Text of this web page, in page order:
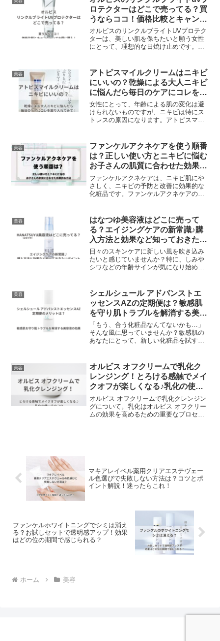
ロテクターはどこで売ってる？買
うならココ！価格比較とキャンペ
ーンでお得に購入！
オルビスのリンクルブライトUVプロテク
ターは、美しい肌を保ちたいと願う女性
にとって、理想的な日焼け止めです。オ
のオルビスの店舗や一部のドラッグスト
アでも取り扱っており、実際に手に取っ
て商品を見ることができます。インター
ネット通販では、・Amazon・楽天市場・
Yahoo!ショッピング・@cosme
SHOPPINGなどで購入することができま
す。
美容
アトピスマイルクリームはニキビ
にいいの？乾燥による大人ニキビ
に悩んだら毎日のケアにコレを取
り入れてみて！
女性にとって、年齢による肌の変化は避
けられないものですが、ニキビは特にス
トレスの原因になります。アトピスマイ
ています。このクリームは、肌の保湿と
バリア機能をサポートし、ニキビの原因
となる乾燥を防ぐことで、肌の健康を取
り戻す手助けをします。ライスパワー
No.11という成分が含まれており、肌質を
改善するために時間をかけてじっくりと
働きかけることができます。
美容
ファンケルアクネケアを使う順番
は？正しい使い方とニキビに悩む
お子さんの肌質に合わせた効果的
な方法
ファンケルアクネケアは、ニキビ肌にや
さしく、ニキビの予防と改善に効果的な
化粧品です。ファンケルアクネケアの使
ァンケルアクネケアの基本的な使い方
は、洗顔クリーム、化粧液、エッセン
ス、ジェル乳液の4ステップです。それぞ
れの使い方やポイントを詳しく説明しま
す。
美容
はなつゆ美容液はどこに売って
る？エイジングケアの新常識♪購
入方法と効果など知っておきたい
ポイント
日々のスキンケアに新しい風を吹き込み
たいと感じていませんか？特に、しみや
シワなどの年齢サインが気になり始めた
いるなら、「HANATSUYU（はなつゆ）
美容液」はまさに理想的な選択肢です。
しかし、どこで購入できるのか、その情
報がなかなか見つからないことに悩んで
いる方も多いのではないでしょうか？
美容
シェルシュール アドバンストエ
ッセンスAZの定期便は？敏感肌
を守り肌トラブルを解消する美容
液の効果
「もう、合う化粧品なんてないかも…」
そんな風に思っていませんか？敏感肌の
あなたにとって、新しい化粧品を試すの
ュール アドバンストエッセンスAZは、そ
んな大人の女性の肌に寄り添い、健やか
な美しさをサポートします。シェルシュ
ールは、敏感肌の専門家が長年研究を重
ね、開発したスキンケアブランド。特
に、アドバンストエッセンスAZは、敏感
肌の悩みを徹底的に研究し、その根本原
因にアプローチする画期的な美容液なん
美容
オルビス オフクリームで乳化ク
レンジング！とろける感触でメイ
クオフが楽しくなる♪乳化の使い
方のコツ
オルビス オフクリームで乳化クレンジン
グについて。乳化はオルビス オフクリー
ムの効果を高めるための重要なプロセス
き上がり、洗い流しやすくなります。特
に、ウォータープルーフメイクや毛穴の
奥の汚れに対して、乳化はより効果的で
マキアレイベル薬用クリアエステヴェー
ル色選びで失敗しない方法は？コツとポ
イント解説！迷ったらこれ！
ファンケルホワイトニングでシミは消え
る？お試しセットで透明感アップ！効果
はどの位の期間で感じられる？
ホーム 美容